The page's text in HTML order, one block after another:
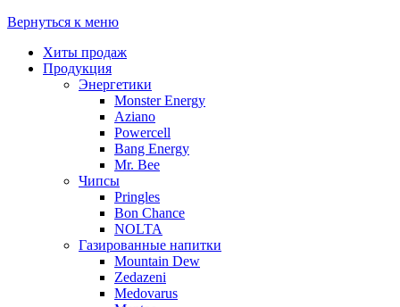
Вернуться к меню
Хиты продаж
Продукция
Энергетики
Monster Energy
Aziano
Powercell
Bang Energy
Mr. Bee
Чипсы
Pringles
Bon Chance
NOLTA
Газированные напитки
Mountain Dew
Zedazeni
Medovarus